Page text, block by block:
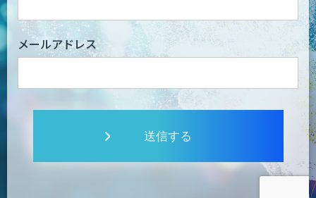
メールアドレス
送信する